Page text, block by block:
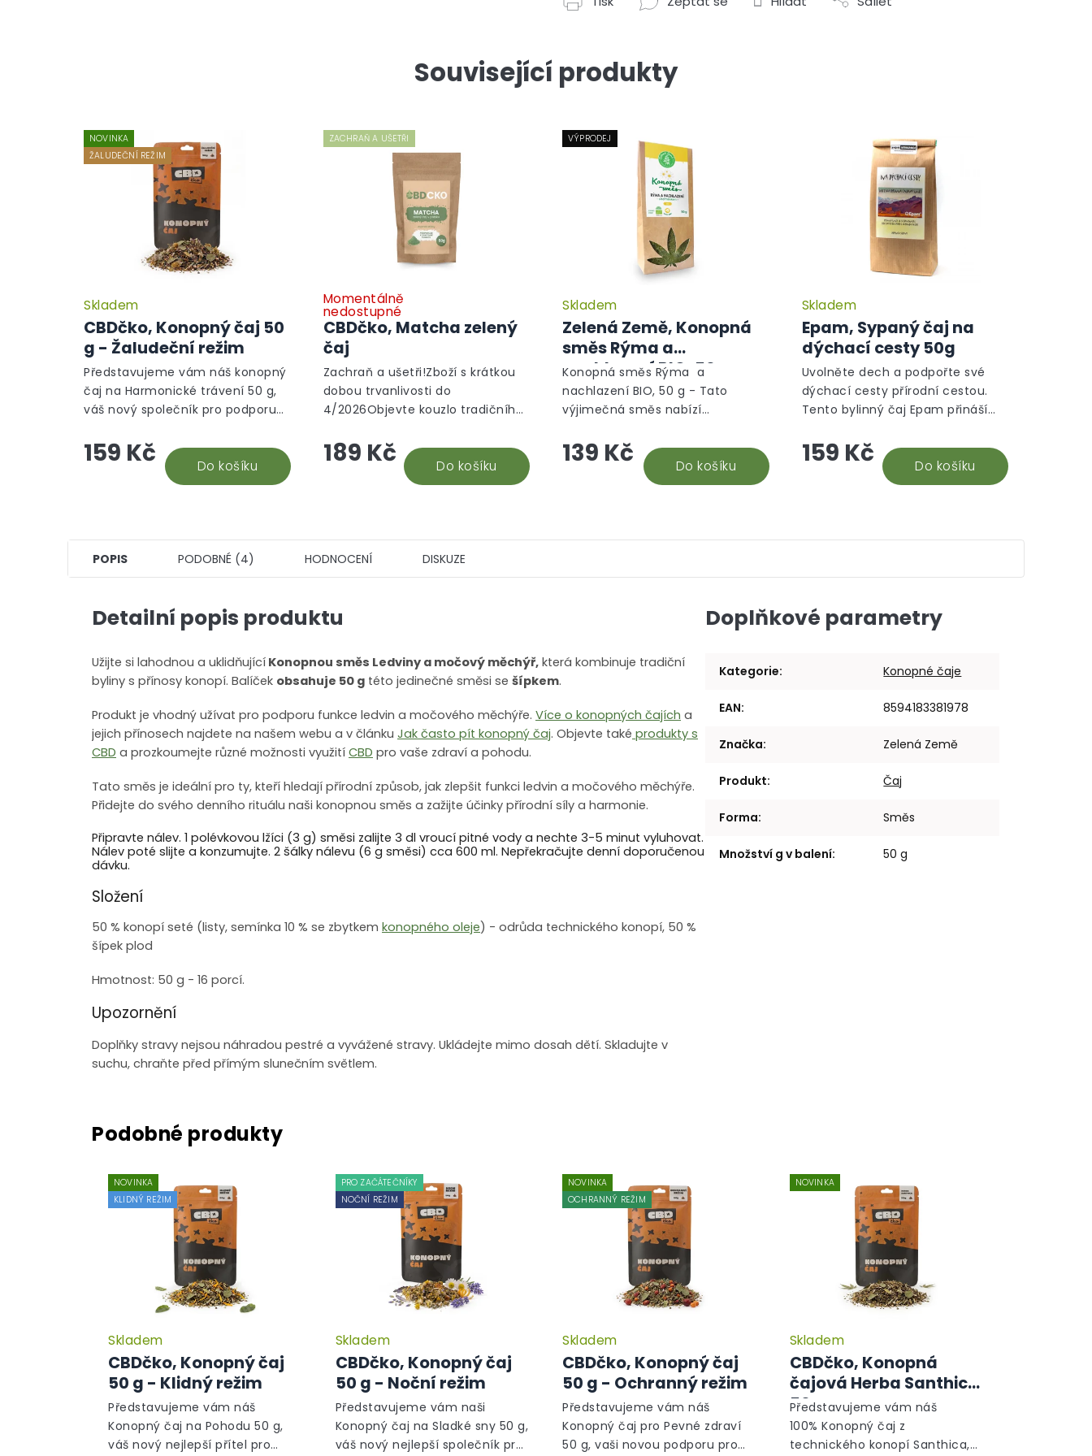
Související produkty
NOVINKA
ŽALUDEČNÍ REŽIM
CBDčko, Konopný čaj 50
g - Žaludeční režim
Skladem
159 Kč Do košíku
Představujeme vám náš konopný
čaj na Harmonické trávení 50 g,
váš nový společník pro podporu
pohody. Tato unikátní směs bylin
je navržena tak, aby...
ZACHRAŇ A UŠETŘI
CBDčko, Matcha zelený
čaj
Momentálně
nedostupné
189 Kč Do košíku
Zachraň a ušetři!Zboží s krátkou
dobou trvanlivosti do
4/2026Objevte kouzlo tradičního
není jen nápojem, ale zážitkem.
Tento smaragdově zelený...
VÝPRODEJ
Zelená Země, Konopná
směs Rýma a
nachlazení BIO, 50 g
Skladem
139 Kč Do košíku
Konopná směs Rýma a
nachlazení BIO, 50 g - Tato
výjimečná směs nabízí
chutí a účinků konopí. Ideální pro
posílení imunity a podporu...
Epam, Sypaný čaj na
dýchací cesty 50g
Skladem
159 Kč Do košíku
Uvolněte dech a podpořte své
dýchací cesty přírodní cestou.
Tento bylinný čaj Epam přináší
sliznic, pomáhá udržovat volné
dýchací cesty a...
POPIS PODOBNÉ (4) HODNOCENÍ DISKUZE
Detailní popis produktu
Užijte si lahodnou a uklidňující Konopnou směs Ledviny a močový měchýř, která kombinuje tradiční
byliny s přínosy konopí. Balíček obsahuje 50 g této jedinečné směsi se šípkem.
Produkt je vhodný užívat pro podporu funkce ledvin a močového měchýře. Více o konopných čajích a
jejich přínosech najdete na našem webu a v článku Jak často pít konopný čaj. Objevte také produkty s
CBD a prozkoumejte různé možnosti využití CBD pro vaše zdraví a pohodu.
Tato směs je ideální pro ty, kteří hledají přírodní způsob, jak zlepšit funkci ledvin a močového měchýře.
Přidejte do svého denního rituálu naši konopnou směs a zažijte účinky přírodní síly a harmonie.
Připravte nálev. 1 polévkovou lžíci (3 g) směsi zalijte 3 dl vroucí pitné vody a nechte 3-5 minut vyluhovat.
Nálev poté slijte a konzumujte. 2 šálky nálevu (6 g směsi) cca 600 ml. Nepřekračujte denní doporučenou
dávku.
Složení
50 % konopí seté (listy, semínka 10 % se zbytkem konopného oleje) - odrůda technického konopí, 50 %
šípek plod
Hmotnost: 50 g - 16 porcí.
Upozornění
Doplňky stravy nejsou náhradou pestré a vyvážené stravy. Ukládejte mimo dosah dětí. Skladujte v
suchu, chraňte před přímým slunečním světlem.
Doplňkové parametry
Kategorie: Konopné čaje
EAN: 8594183381978
Značka: Zelená Země
Produkt: Čaj
Forma: Směs
Množství g v balení: 50 g
NOVINKA
KLIDNÝ REŽIM
CBDčko, Konopný čaj
50 g - Klidný režim
Skladem
Představujeme vám náš
Konopný čaj na Pohodu 50 g,
váš nový nejlepší přítel pro
PRO ZAČÁTEČNÍKY
NOČNÍ REŽIM
CBDčko, Konopný čaj
50 g - Noční režim
Skladem
Představujeme vám naši
Konopný čaj na Sladké sny 50 g,
váš nový nejlepší společník pro
NOVINKA
OCHRANNÝ REŽIM
CBDčko, Konopný čaj
50 g - Ochranný režim
Skladem
Představujeme vám náš
Konopný čaj pro Pevné zdraví
50 g, vaši novou podporu pro
NOVINKA
CBDčko, Konopná
čajová Herba Santhica,
50 g
Skladem
Představujeme vám náš
100% Konopný čaj z
technického konopí Santhica,